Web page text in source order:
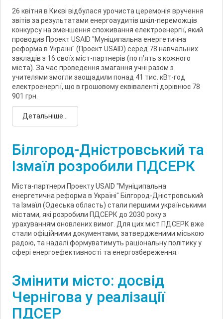
26 квітня в Києві відбулася урочиста церемонія вручення
звітів за результатами енергоаудитів шкіл-переможців
конкурсу на зменшення споживання електроенергії, який
проводив Проект USAID "Муніципальна енергетична
реформа в Україні" (Проект USAID) серед 78 навчальних
закладів з 16 своїх міст-партнерів (по п’ять з кожного
міста). За час проведення змагання учні разом з
учителями змогли заощадили понад 41 тис. кВт∙год
електроенергії, що в грошовому еквіваленті дорівнює 78
901 грн.
Детальніше...
Білгород-Дністровський та
Ізмаїл розробили ПДСЕРК
Міста-партнери Проекту USAID "Муніципальна
енергетична реформа в Україні" Білгород-Дністровський
та Ізмаїл (Одеська область) стали першими українськими
містами, які розробили ПДСЕРК до 2030 року з
урахуванням оновлених вимог. Для цих міст ПДСЕРК вже
стали офіційними документами, затвердженими міською
радою, та надалі формуватимуть раціональну політику у
сфері енергоефективності та енергозбереження.
Змінити місто: досвід
Чернігова у реалізації
ПДСЕР